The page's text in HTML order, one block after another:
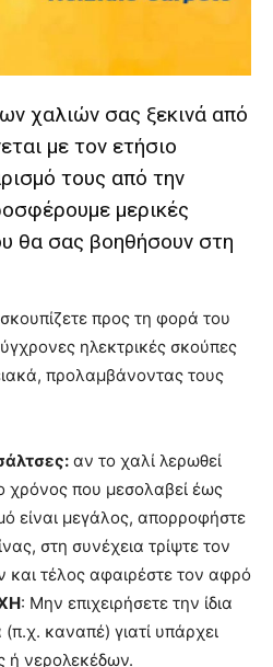
χαλιών σας ξεκινά από
με τον ετήσιο
τους από την
μερικές
θα σας βοηθήσουν στη
προς τη φορά του
ηλεκτρικές σκούπες
προλαμβάνοντας τους
αν το χαλί λερωθεί
χρόνος που μεσολαβεί έως
είναι μεγάλος, απορροφήστε
στη συνέχεια τρίψτε τον
τέλος αφαιρέστε τον αφρό
: Μην επιχειρήσετε την ίδια
καναπέ) γιατί υπάρχει
ή νερολεκέδων.